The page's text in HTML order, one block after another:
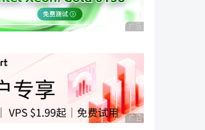
广告 商业广告，理性
广告 商业广告，理性